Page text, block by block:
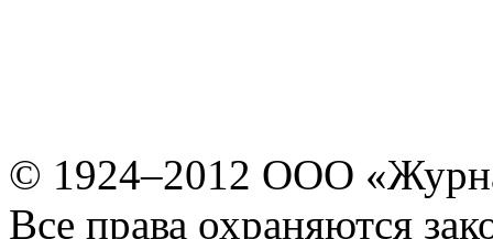
© 1924–2012 ООО
Все права охраняются